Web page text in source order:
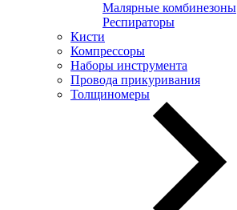
Малярные комбинезоны
Респираторы
Кисти
Компрессоры
Наборы инструмента
Провода прикуривания
Толщиномеры